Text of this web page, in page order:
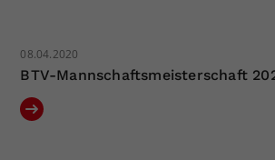
08.04.2020
BTV-Mannschaftsmeisterschaft